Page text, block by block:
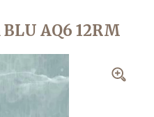
AQ6 12RM